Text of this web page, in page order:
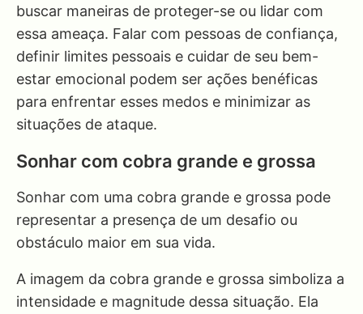
buscar maneiras de proteger-se ou lidar com
essa ameaça. Falar com pessoas de confiança,
definir limites pessoais e cuidar de seu bem-
estar emocional podem ser ações benéficas
para enfrentar esses medos e minimizar as
situações de ataque.
Sonhar com cobra grande e grossa
Sonhar com uma cobra grande e grossa pode
representar a presença de um desafio ou
obstáculo maior em sua vida.
A imagem da cobra grande e grossa simboliza a
intensidade e magnitude dessa situação. Ela